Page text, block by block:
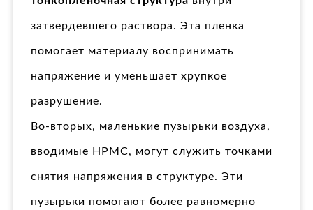
затвердевшего раствора. Эта пленка
помогает материалу воспринимать
напряжение и уменьшает хрупкое
разрушение.
Во-вторых, маленькие пузырьки воздуха,
вводимые HPMC, могут служить точками
снятия напряжения в структуре. Эти
пузырьки помогают более равномерно